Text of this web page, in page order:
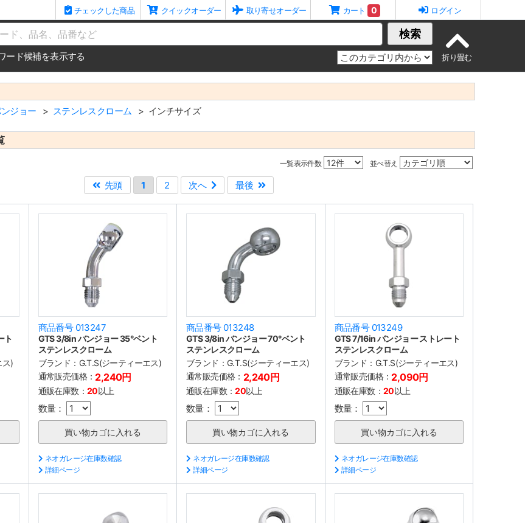
チェックした商品 クイックオーダー 取り寄せオーダー カート 0 ログイン
検索
ード候補を表示する
ジョー ステンレスクローム インチサイズ
一覧表示件数 並べ替え
先頭
1 2 次へ 最後
ト
ス)
商品番号 013247
GTS 3/8in バンジョー 35°ベント
ステンレスクローム
ブランド： G.T.S(ジーティーエス)
通常販売価格： 2,240円
通販在庫数： 20以上
数量：
ネオガレージ在庫数確認
詳細ページ
商品番号 013248
GTS 3/8in バンジョー 70°ベント
ステンレスクローム
ブランド： G.T.S(ジーティーエス)
通常販売価格： 2,240円
通販在庫数：20以上
数量：
ネオガレージ在庫数確認
詳細ページ
商品番号 013249
GTS 7/16in バンジョー ストレート
ステンレスクローム
ブランド： G.T.S(ジーティーエス)
通常販売価格： 2,090円
通販在庫数： 20以上
数量：
ネオガレージ在庫数確認
詳細ページ